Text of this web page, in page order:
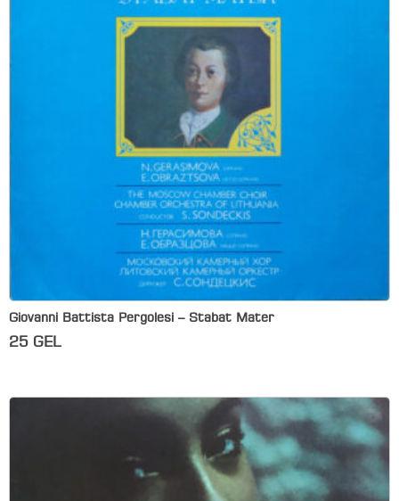
Giovanni Battista Pergolesi – Stabat Mater
25 GEL